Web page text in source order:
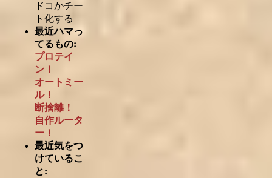
ドコかチー
ト化する
最近ハマっ
てるもの:
プロテイ
ン！
オートミー
ル！
断捨離！
自作ルータ
ー！
最近気をつ
けているこ
と: